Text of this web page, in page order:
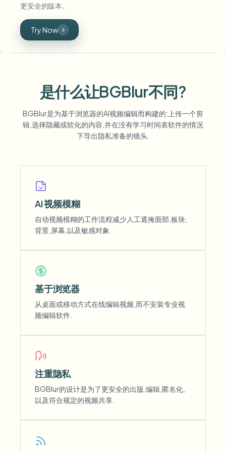
更安全的版本。
Try Now
是什么让BGBlur不同?
BGBlur是为基于浏览器的AI视频编辑而构建的:上传一个剪
辑,选择隐藏或软化的内容,并在没有学习时间表软件的情况
下导出隐私准备的镜头.
AI 视频模糊
自动视频模糊的工作流程减少人工遮掩面部,板块,
背景,屏幕,以及敏感对象.
基于浏览器
从桌面或移动方式在线编辑视频,而不安装专业视
频编辑软件.
注重隐私
BGBlur的设计是为了更安全的出版,编辑,匿名化,
以及符合规定的视频共享.